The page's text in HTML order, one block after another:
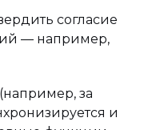
согласие
— например,
за
и